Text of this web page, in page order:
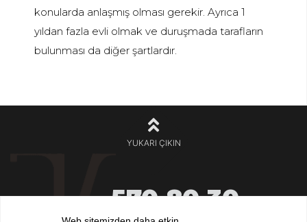
konularda anlaşmış olması gerekir. Ayrıca 1
yıldan fazla evli olmak ve duruşmada tarafların
bulunması da diğer şartlardır.
YUKARI ÇIKIN
570 80 30